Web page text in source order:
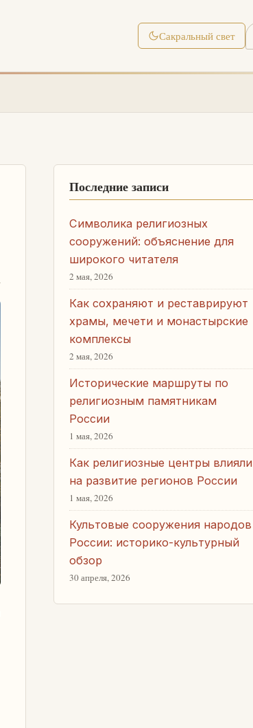
Сакральный свет
Последние записи
Символика религиозных
сооружений: объяснение для
широкого читателя
2 мая, 2026
Как сохраняют и реставрируют
храмы, мечети и монастырские
комплексы
2 мая, 2026
Исторические маршруты по
религиозным памятникам
России
1 мая, 2026
Как религиозные центры влияли
на развитие регионов России
1 мая, 2026
Культовые сооружения народов
России: историко-культурный
обзор
30 апреля, 2026